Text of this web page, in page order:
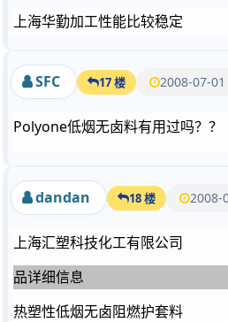
上海华勤加工性能比较稳定
SFC 17 楼 2008-07-
Polyone低烟无卤料有用过吗？？
dandan 18 楼 2008-
上海汇塑科技化工有限公司
品详细信息
热塑性低烟无卤阻燃护套料